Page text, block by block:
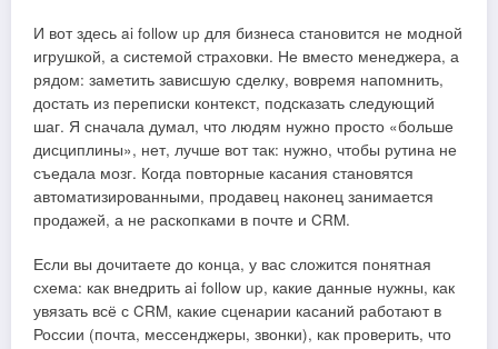
И вот здесь ai follow up для бизнеса становится не модной
игрушкой, а системой страховки. Не вместо менеджера, а
рядом: заметить зависшую сделку, вовремя напомнить,
достать из переписки контекст, подсказать следующий
шаг. Я сначала думал, что людям нужно просто «больше
дисциплины», нет, лучше вот так: нужно, чтобы рутина не
съедала мозг. Когда повторные касания становятся
автоматизированными, продавец наконец занимается
продажей, а не раскопками в почте и CRM.
Если вы дочитаете до конца, у вас сложится понятная
схема: как внедрить ai follow up, какие данные нужны, как
увязать всё с CRM, какие сценарии касаний работают в
России (почта, мессенджеры, звонки), как проверить, что